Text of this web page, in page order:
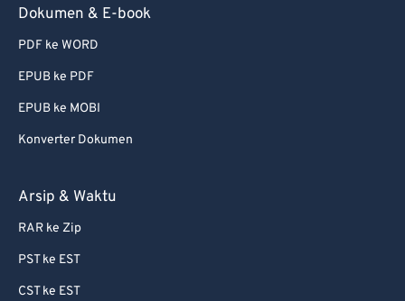
Dokumen & E-book
PDF ke WORD
EPUB ke PDF
EPUB ke MOBI
Konverter Dokumen
Arsip & Waktu
RAR ke Zip
PST ke EST
CST ke EST